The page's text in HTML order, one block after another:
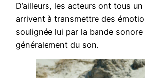
D’ailleurs, les acteurs ont tous
arrivent à transmettre des
soulignée lui par la bande sonore
généralement du son.